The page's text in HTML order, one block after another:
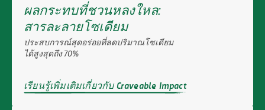
ผลกระทบที่ชวนหลงใหล:
สารละลายโซเดียม
ประสบการณ์สุดอร่อยที่ลดปริมาณโซเดียม
ได้สูงสุดถึง 70%
เรียนรู้เพิ่มเติมเกี่ยวกับ Craveable Impact